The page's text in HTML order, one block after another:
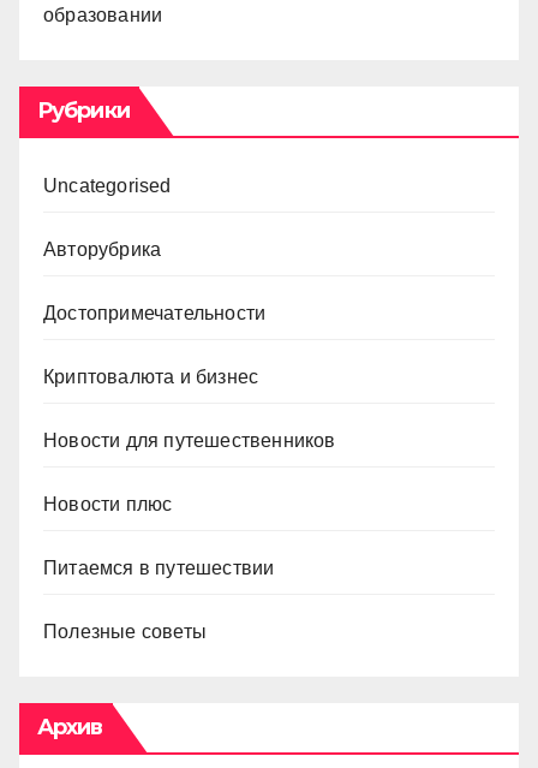
образовании
Рубрики
Uncategorised
Авторубрика
Достопримечательности
Криптовалюта и бизнес
Новости для путешественников
Новости плюс
Питаемся в путешествии
Полезные советы
Архив